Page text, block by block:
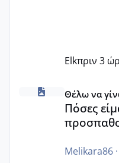
Elkπριν 3
Πόσες είμαστε κοντά
Θέλω να
Πόσες
Melikara86·